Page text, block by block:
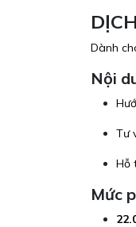
Dành
Nội
Tư
Hỗ
Mức